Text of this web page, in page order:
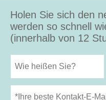
Holen Sie sich den
werden so schnell
(innerhalb von 12